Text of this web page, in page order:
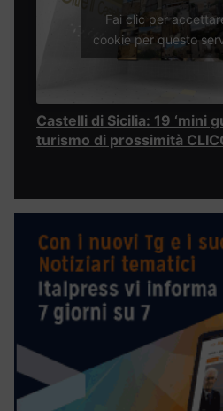
Fai clic per
cookie per questo
Castelli di Sicilia: 19 ‘mini
turismo di prossimità